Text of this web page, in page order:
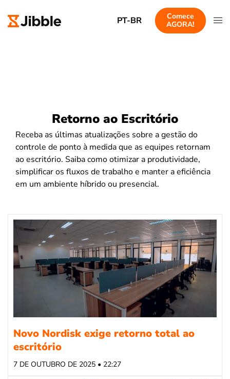
PT-BR
Comece
AGORA!
Retorno ao Escritório
Receba as últimas atualizações sobre a gestão do
controle de ponto à medida que as equipes retornam
ao escritório. Saiba como otimizar a produtividade,
simplificar os fluxos de trabalho e manter a eficiência
em um ambiente híbrido ou presencial.
Novo Nordisk exige retorno total ao
escritório
7 DE OUTUBRO DE 2025 • 22:27